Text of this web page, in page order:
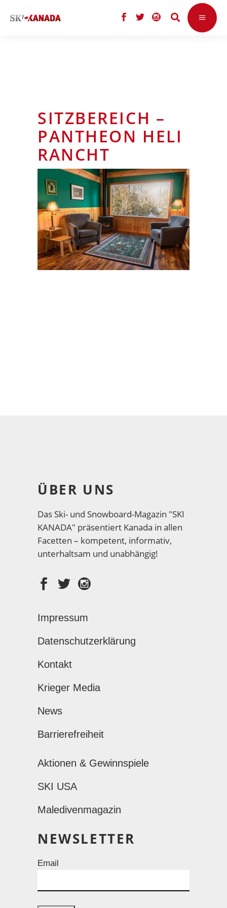
SITZBEREICH –
PANTHEON HELI
RANCHT
ÜBER UNS
Das Ski- und Snowboard-Magazin "SKI
KANADA" präsentiert Kanada in allen
Facetten – kompetent, informativ,
unterhaltsam und unabhängig!
Impressum
Datenschutzerklärung
Kontakt
Krieger Media
News
Barrierefreiheit
Aktionen & Gewinnspiele
SKI USA
Maledivenmagazin
NEWSLETTER
Email